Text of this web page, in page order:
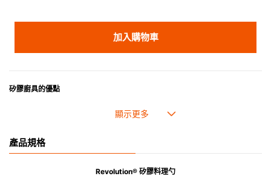
加入購物車
矽膠廚具的優點
• 耐熱高達250℃，耐冷低至-40℃。
• 不會容易吸取食物氣味。
產品規格
Revolution® 矽膠料理勺